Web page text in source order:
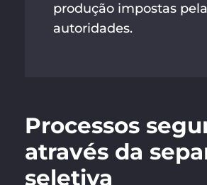
produção impostas
autoridades.
Processos
através da
seletiva